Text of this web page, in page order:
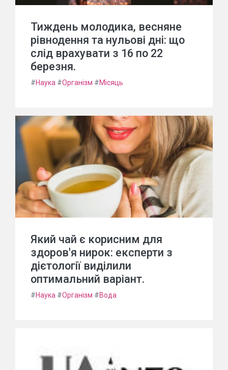
Тиждень молодика, весняне
рівнодення та нульові дні: що
слід врахувати з 16 по 22
березня.
#Наука #Організм #Місяць
Який чай є корисним для
здоров'я нирок: експерти з
дієтології виділили
оптимальний варіант.
#Наука #Організм #Вода